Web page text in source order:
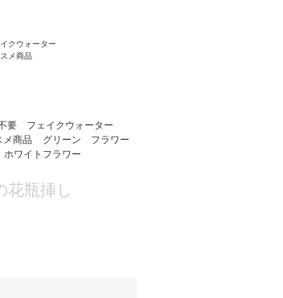
クウォーター
メ商品
要 フェイクウォーター
商品
グリーン フラワー
ホワイトフラワー
花瓶挿し